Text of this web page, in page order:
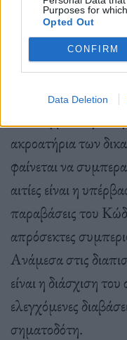
Purposes for
Opted Out
CONFIRM
Data Deletion
Αίτια και ευθύνες
ακροατήρια των
φαίνεται να
αιτίες είναι η
παραβάσεις του
απρόσεκτες
Ανάμεσα στις
είναι η διάσχιση
ελεγχόμενες
σηματοδότη.